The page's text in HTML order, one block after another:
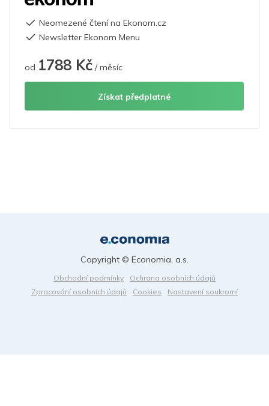
Neomezené čtení na Ekonom.cz
Newsletter Ekonom Menu
od 1788 Kč / měsíc
Získat předplatné
Obchodní podmínky
Ochrana osobních údajů
Zpracování osobních údajů
Cookies Nastavení soukromí
Copyright © Economia, a.s.